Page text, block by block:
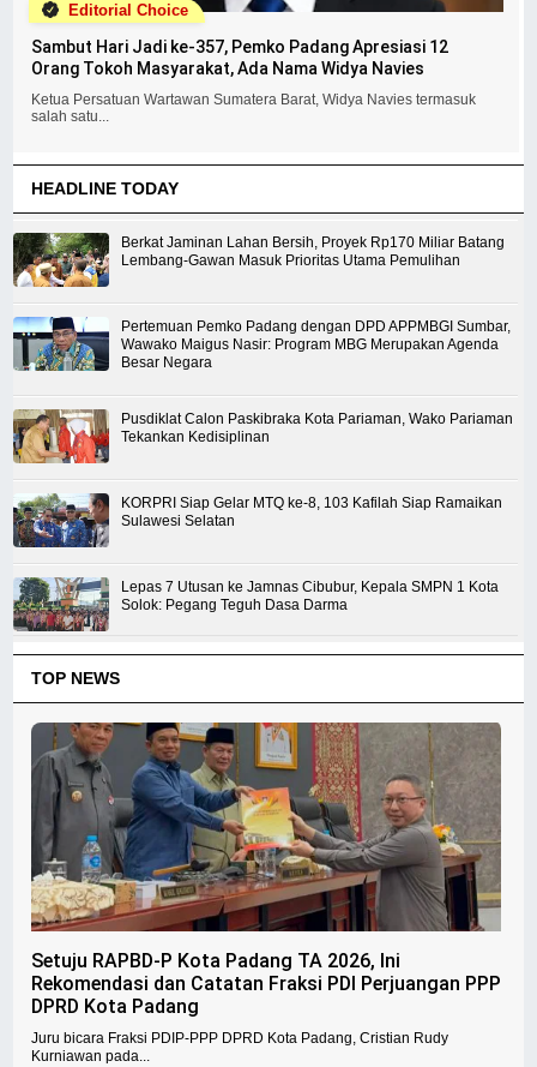
Editorial Choice
Sambut Hari Jadi ke-357, Pemko Padang Apresiasi 12
Orang Tokoh Masyarakat, Ada Nama Widya Navies
Ketua Persatuan Wartawan Sumatera Barat, Widya Navies termasuk
salah satu...
HEADLINE TODAY
Berkat Jaminan Lahan Bersih, Proyek Rp170 Miliar Batang
Lembang-Gawan Masuk Prioritas Utama Pemulihan
Pertemuan Pemko Padang dengan DPD APPMBGI Sumbar,
Wawako Maigus Nasir: Program MBG Merupakan Agenda
Besar Negara
Pusdiklat Calon Paskibraka Kota Pariaman, Wako Pariaman
Tekankan Kedisiplinan
KORPRI Siap Gelar MTQ ke-8, 103 Kafilah Siap Ramaikan
Sulawesi Selatan
Lepas 7 Utusan ke Jamnas Cibubur, Kepala SMPN 1 Kota
Solok: Pegang Teguh Dasa Darma
TOP NEWS
Setuju RAPBD-P Kota Padang TA 2026, Ini
Rekomendasi dan Catatan Fraksi PDI Perjuangan PPP
DPRD Kota Padang
Juru bicara Fraksi PDIP-PPP DPRD Kota Padang, Cristian Rudy
Kurniawan pada...